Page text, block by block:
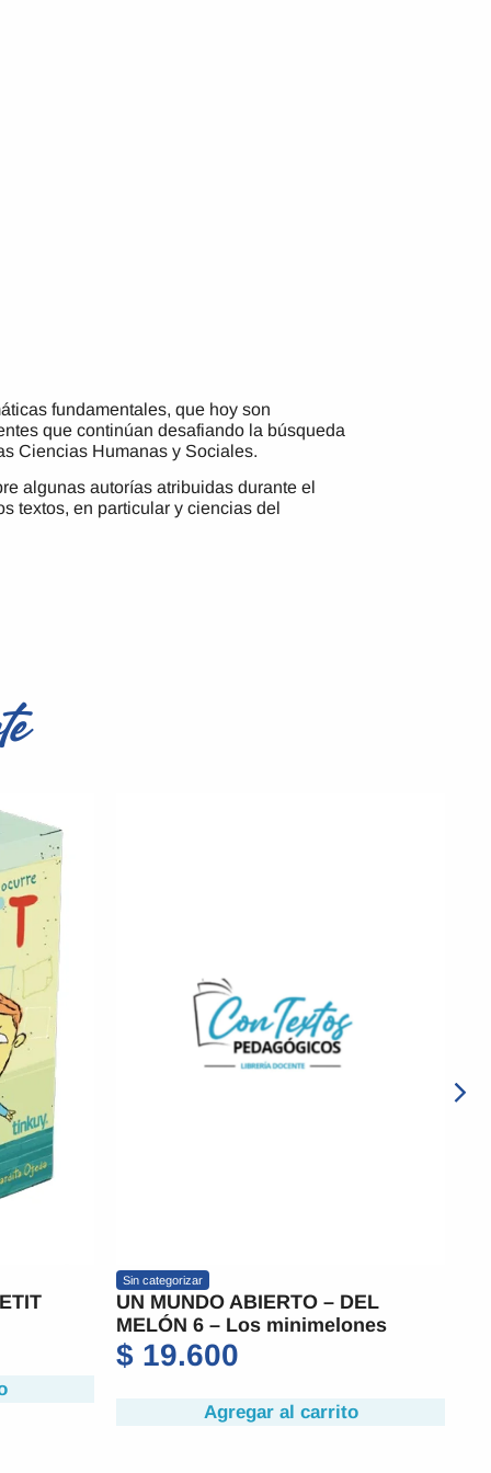
fundamentales, que hoy son
que continúan desafiando la búsqueda
Ciencias Humanas y Sociales.
algunas autorías atribuidas durante el
textos, en particular y ciencias del
ABIERTO – DEL
– Los minimelones
CONTAME TERROR
$17.300